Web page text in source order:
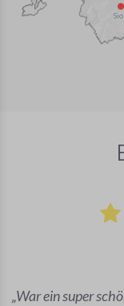
War ein super